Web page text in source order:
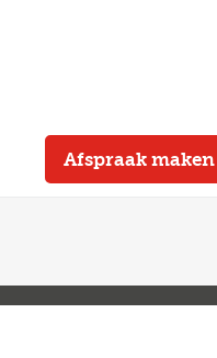
Afspraak maken